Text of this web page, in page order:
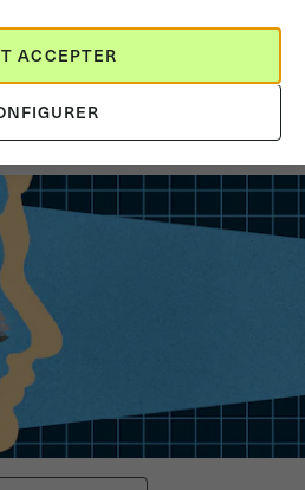
et signature
ACCEPTER